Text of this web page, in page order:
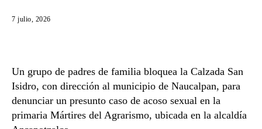
7 julio, 2026
Un grupo de padres de familia bloquea la Calzada San
Isidro, con dirección al municipio de Naucalpan, para
denunciar un presunto caso de acoso sexual en la
primaria Mártires del Agrarismo, ubicada en la alcaldía